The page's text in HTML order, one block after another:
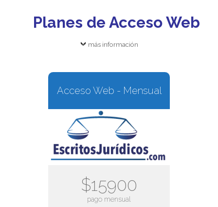
Planes de Acceso Web
más información
Acceso Web - Mensual
$15900
pago mensual